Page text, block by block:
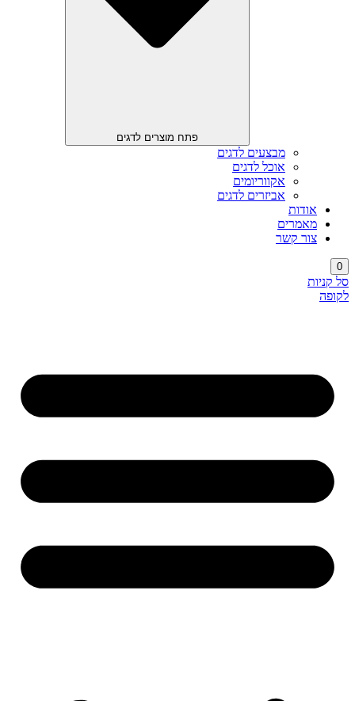
פתח מוצרים לדגים
מבצעים לדגים
אוכל לדגים
אקווריומים
אביזרים לדגים
אודות
מאמרים
צור קשר
0
סל קניות
לקופה